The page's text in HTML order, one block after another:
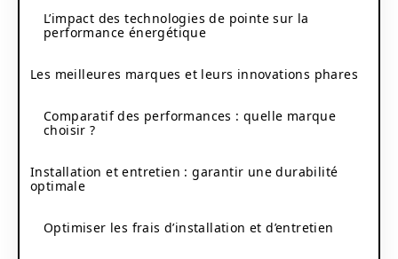
L’impact des technologies de pointe sur la
performance énergétique
Les meilleures marques et leurs innovations phares
Comparatif des performances : quelle marque
choisir ?
Installation et entretien : garantir une durabilité
optimale
Optimiser les frais d’installation et d’entretien